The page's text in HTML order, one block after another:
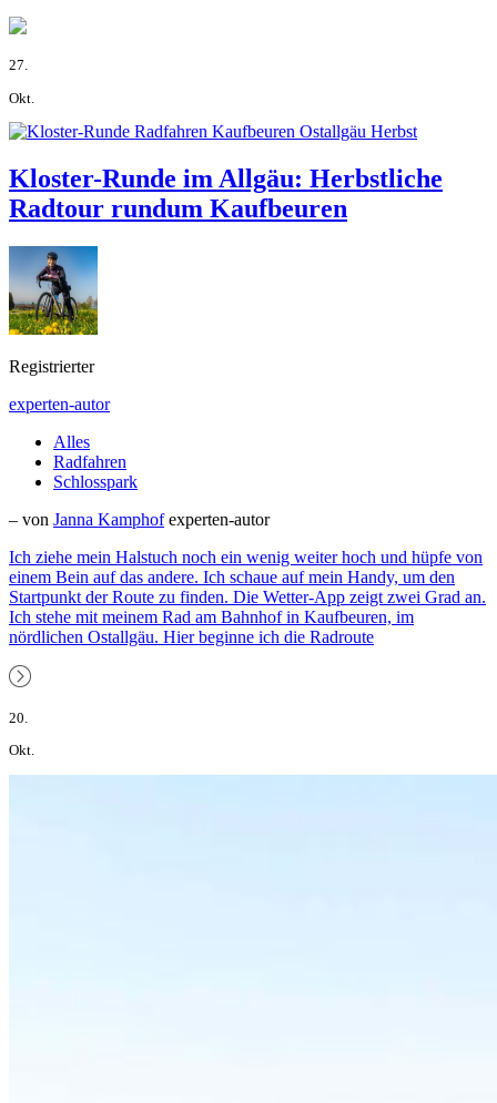
27.
Okt.
Kloster-Runde im Allgäu: Herbstliche
Radtour rundum Kaufbeuren
Registrierter
experten-autor
Alles
Radfahren
Schlosspark
– von Janna Kamphof experten-autor
Ich ziehe mein Halstuch noch ein wenig weiter hoch und hüpfe von
einem Bein auf das andere. Ich schaue auf mein Handy, um den
Startpunkt der Route zu finden. Die Wetter-App zeigt zwei Grad an.
Ich stehe mit meinem Rad am Bahnhof in Kaufbeuren, im
nördlichen Ostallgäu. Hier beginne ich die Radroute
20.
Okt.